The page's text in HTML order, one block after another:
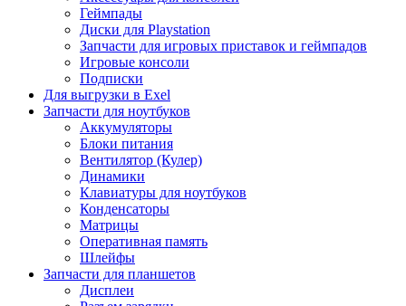
Геймпады
Диски для Playstation
Запчасти для игровых приставок и геймпадов
Игровые консоли
Подписки
Для выгрузки в Exel
Запчасти для ноутбуков
Аккумуляторы
Блоки питания
Вентилятор (Кулер)
Динамики
Клавиатуры для ноутбуков
Конденсаторы
Матрицы
Оперативная память
Шлейфы
Запчасти для планшетов
Дисплеи